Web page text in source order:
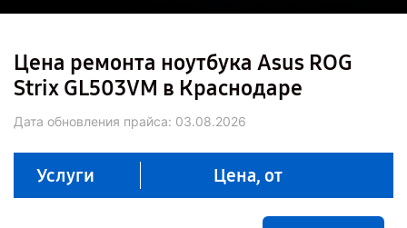
Цена ремонта ноутбука Asus ROG
Strix GL503VM в Краснодаре
Дата обновления прайса: 03.08.2026
Услуги Цена, от